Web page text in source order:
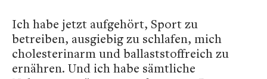
Ich habe jetzt aufgehört, Sport zu
betreiben, ausgiebig zu schlafen, mich
cholesterinarm und ballaststoffreich zu
ernähren. Und ich habe sämtliche